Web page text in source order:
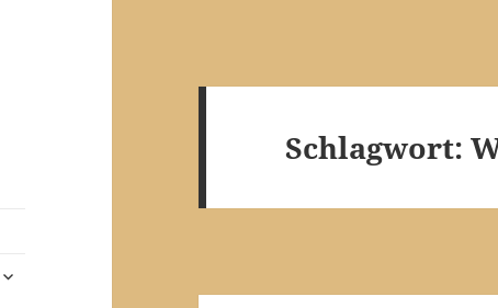
untermenü
Schlagwort: